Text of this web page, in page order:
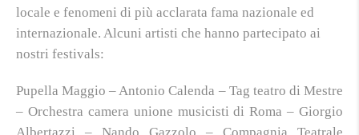
locale e fenomeni di più acclarata fama nazionale ed
internazionale. Alcuni artisti che hanno partecipato ai
nostri festivals:
Pupella Maggio – Antonio Calenda – Tag teatro di Mestre
– Orchestra camera unione musicisti di Roma – Giorgio